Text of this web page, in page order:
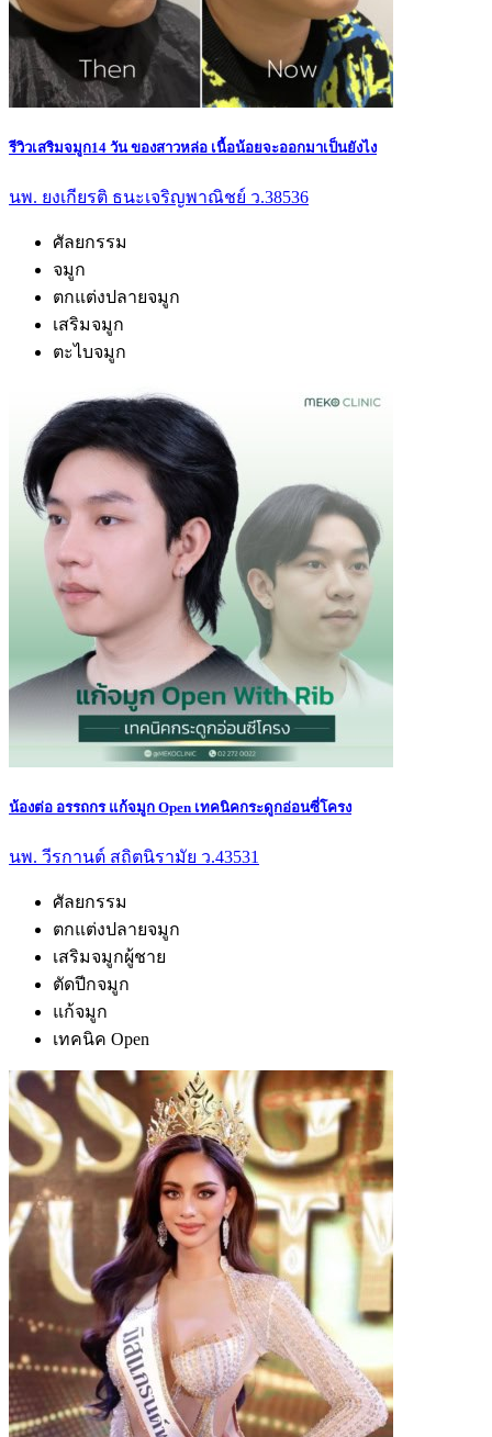
รีวิวเสริมจมูก14 วัน ของสาวหล่อ เนื้อน้อยจะออกมาเป็นยังไง
นพ. ยงเกียรติ ธนะเจริญพาณิชย์ ว.38536
ศัลยกรรม
จมูก
ตกแต่งปลายจมูก
เสริมจมูก
ตะไบจมูก
น้องต่อ อรรถกร แก้จมูก Open เทคนิคกระดูกอ่อนซี่โครง
นพ. วีรกานต์ สถิตนิรามัย ว.43531
ศัลยกรรม
ตกแต่งปลายจมูก
เสริมจมูกผู้ชาย
ตัดปีกจมูก
แก้จมูก
เทคนิค Open